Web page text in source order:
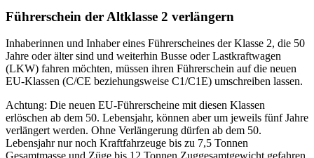
Führerschein der Altklasse 2 verlängern
Inhaberinnen und Inhaber eines Führerscheines der Klasse 2, die 50
Jahre oder älter sind und weiterhin Busse oder Lastkraftwagen
(LKW) fahren möchten, müssen ihren Führerschein auf die neuen
EU-Klassen (C/CE beziehungsweise C1/C1E) umschreiben lassen.
Achtung: Die neuen EU-Führerscheine mit diesen Klassen
erlöschen ab dem 50. Lebensjahr, können aber um jeweils fünf Jahre
verlängert werden. Ohne Verlängerung dürfen ab dem 50.
Lebensjahr nur noch Kraftfahrzeuge bis zu 7,5 Tonnen